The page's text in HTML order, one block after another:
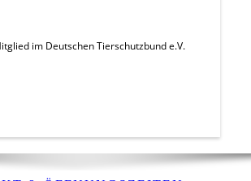
im Deutschen Tierschutzbund e.V.